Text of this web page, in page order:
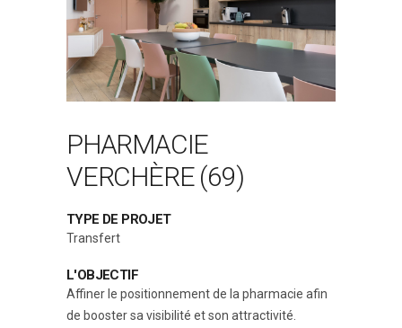
PHARMACIE
VERCHÈRE (69)
TYPE DE PROJET
Transfert
L'OBJECTIF
Affiner le positionnement de la pharmacie afin
de booster sa visibilité et son attractivité.